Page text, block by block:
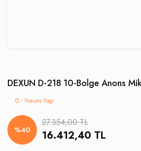
DEXUN D-218 10-Bolge Anons
0 - Yorum Yap
%40
27.354,00 TL
16.412,40 TL